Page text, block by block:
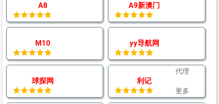
A8 A9新澳门
M10 yy导航网
球探网 利记
代理
更多